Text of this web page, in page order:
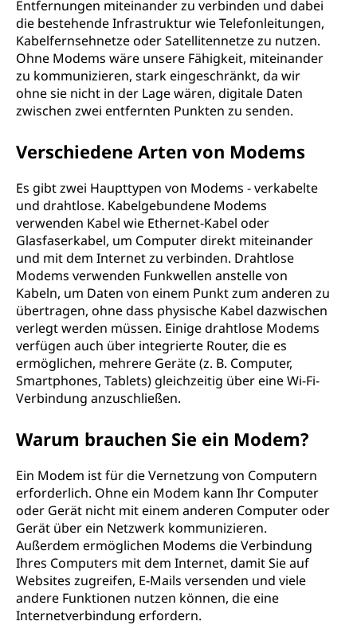
Entfernungen miteinander zu verbinden und dabei
die bestehende Infrastruktur wie Telefonleitungen,
Kabelfernsehnetze oder Satellitennetze zu nutzen.
Ohne Modems wäre unsere Fähigkeit, miteinander
zu kommunizieren, stark eingeschränkt, da wir
ohne sie nicht in der Lage wären, digitale Daten
zwischen zwei entfernten Punkten zu senden.
Verschiedene Arten von Modems
Es gibt zwei Haupttypen von Modems - verkabelte
und drahtlose. Kabelgebundene Modems
verwenden Kabel wie Ethernet-Kabel oder
Glasfaserkabel, um Computer direkt miteinander
und mit dem Internet zu verbinden. Drahtlose
Modems verwenden Funkwellen anstelle von
Kabeln, um Daten von einem Punkt zum anderen zu
übertragen, ohne dass physische Kabel dazwischen
verlegt werden müssen. Einige drahtlose Modems
verfügen auch über integrierte Router, die es
ermöglichen, mehrere Geräte (z. B. Computer,
Smartphones, Tablets) gleichzeitig über eine Wi-Fi-
Verbindung anzuschließen.
Warum brauchen Sie ein Modem?
Ein Modem ist für die Vernetzung von Computern
erforderlich. Ohne ein Modem kann Ihr Computer
oder Gerät nicht mit einem anderen Computer oder
Gerät über ein Netzwerk kommunizieren.
Außerdem ermöglichen Modems die Verbindung
Ihres Computers mit dem Internet, damit Sie auf
Websites zugreifen, E-Mails versenden und viele
andere Funktionen nutzen können, die eine
Internetverbindung erfordern.